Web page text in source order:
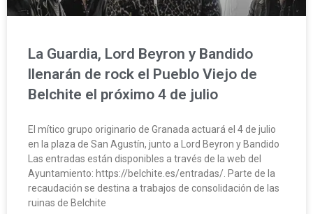
La Guardia, Lord Beyron y Bandido
llenarán de rock el Pueblo Viejo de
Belchite el próximo 4 de julio
El mítico grupo originario de Granada actuará el 4 de julio
en la plaza de San Agustín, junto a Lord Beyron y Bandido
Las entradas están disponibles a través de la web del
Ayuntamiento: https://belchite.es/entradas/. Parte de la
recaudación se destina a trabajos de consolidación de las
ruinas de Belchite